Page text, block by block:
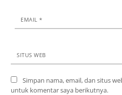
EMAIL*
SITUS WEB
Simpan nama, email, dan situs
untuk komentar saya berikutnya.